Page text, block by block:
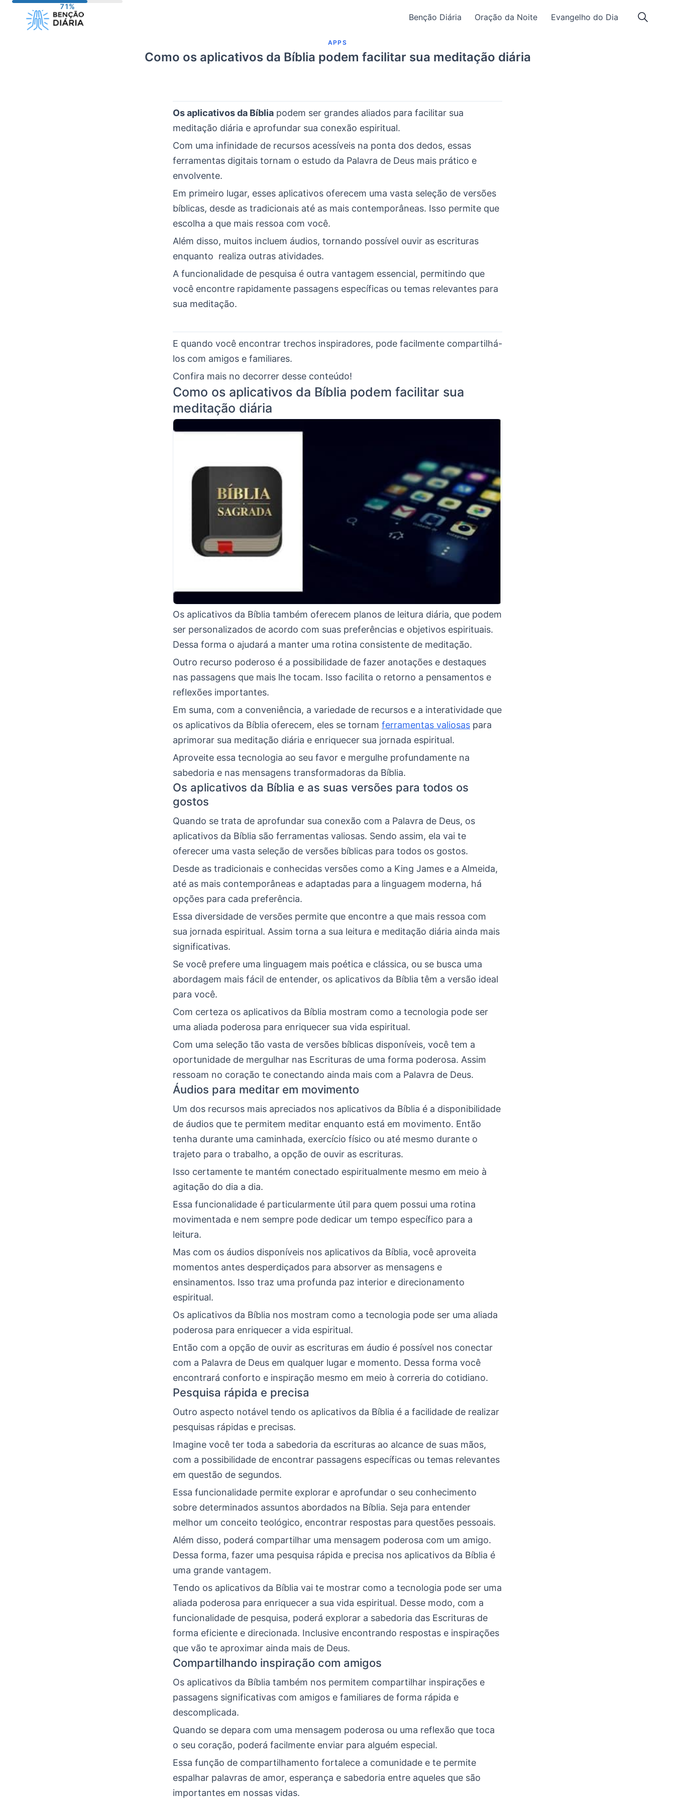
Benção Diária Oração da Noite Evangelho do Dia
APPS
Como os aplicativos da Bíblia podem facilitar sua meditação diária
Os aplicativos da Bíblia podem ser grandes aliados para facilitar sua
meditação diária e aprofundar sua conexão espiritual.
Com uma infinidade de recursos acessíveis na ponta dos dedos, essas
ferramentas digitais tornam o estudo da Palavra de Deus mais prático e
envolvente.
Em primeiro lugar, esses aplicativos oferecem uma vasta seleção de versões
bíblicas, desde as tradicionais até as mais contemporâneas. Isso permite que
escolha a que mais ressoa com você.
Além disso, muitos incluem áudios, tornando possível ouvir as escrituras
enquanto realiza outras atividades.
A funcionalidade de pesquisa é outra vantagem essencial, permitindo que
você encontre rapidamente passagens específicas ou temas relevantes para
sua meditação.
E quando você encontrar trechos inspiradores, pode facilmente compartilhá-
los com amigos e familiares.
Confira mais no decorrer desse conteúdo!
Como os aplicativos da Bíblia podem facilitar sua
meditação diária
Os aplicativos da Bíblia também oferecem planos de leitura diária, que podem
ser personalizados de acordo com suas preferências e objetivos espirituais.
Dessa forma o ajudará a manter uma rotina consistente de meditação.
Outro recurso poderoso é a possibilidade de fazer anotações e destaques
nas passagens que mais lhe tocam. Isso facilita o retorno a pensamentos e
reflexões importantes.
Em suma, com a conveniência, a variedade de recursos e a interatividade que
os aplicativos da Bíblia oferecem, eles se tornam ferramentas valiosas para
aprimorar sua meditação diária e enriquecer sua jornada espiritual.
Aproveite essa tecnologia ao seu favor e mergulhe profundamente na
sabedoria e nas mensagens transformadoras da Bíblia.
Os aplicativos da Bíblia e as suas versões para todos os
gostos
Quando se trata de aprofundar sua conexão com a Palavra de Deus, os
aplicativos da Bíblia são ferramentas valiosas. Sendo assim, ela vai te
oferecer uma vasta seleção de versões bíblicas para todos os gostos.
Desde as tradicionais e conhecidas versões como a King James e a Almeida,
até as mais contemporâneas e adaptadas para a linguagem moderna, há
opções para cada preferência.
Essa diversidade de versões permite que encontre a que mais ressoa com
sua jornada espiritual. Assim torna a sua leitura e meditação diária ainda mais
significativas.
Se você prefere uma linguagem mais poética e clássica, ou se busca uma
abordagem mais fácil de entender, os aplicativos da Bíblia têm a versão ideal
para você.
Com certeza os aplicativos da Bíblia mostram como a tecnologia pode ser
uma aliada poderosa para enriquecer sua vida espiritual.
Com uma seleção tão vasta de versões bíblicas disponíveis, você tem a
oportunidade de mergulhar nas Escrituras de uma forma poderosa. Assim
ressoam no coração te conectando ainda mais com a Palavra de Deus.
Áudios para meditar em movimento
Um dos recursos mais apreciados nos aplicativos da Bíblia é a disponibilidade
de áudios que te permitem meditar enquanto está em movimento. Então
tenha durante uma caminhada, exercício físico ou até mesmo durante o
trajeto para o trabalho, a opção de ouvir as escrituras.
Isso certamente te mantém conectado espiritualmente mesmo em meio à
agitação do dia a dia.
Essa funcionalidade é particularmente útil para quem possui uma rotina
movimentada e nem sempre pode dedicar um tempo específico para a
leitura.
Mas com os áudios disponíveis nos aplicativos da Bíblia, você aproveita
momentos antes desperdiçados para absorver as mensagens e
ensinamentos. Isso traz uma profunda paz interior e direcionamento
espiritual.
Os aplicativos da Bíblia nos mostram como a tecnologia pode ser uma aliada
poderosa para enriquecer a vida espiritual.
Então com a opção de ouvir as escrituras em áudio é possível nos conectar
com a Palavra de Deus em qualquer lugar e momento. Dessa forma você
encontrará conforto e inspiração mesmo em meio à correria do cotidiano.
Pesquisa rápida e precisa
Outro aspecto notável tendo os aplicativos da Bíblia é a facilidade de realizar
pesquisas rápidas e precisas.
Imagine você ter toda a sabedoria da escrituras ao alcance de suas mãos,
com a possibilidade de encontrar passagens específicas ou temas relevantes
em questão de segundos.
Essa funcionalidade permite explorar e aprofundar o seu conhecimento
sobre determinados assuntos abordados na Bíblia. Seja para entender
melhor um conceito teológico, encontrar respostas para questões pessoais.
Além disso, poderá compartilhar uma mensagem poderosa com um amigo.
Dessa forma, fazer uma pesquisa rápida e precisa nos aplicativos da Bíblia é
uma grande vantagem.
Tendo os aplicativos da Bíblia vai te mostrar como a tecnologia pode ser uma
aliada poderosa para enriquecer a sua vida espiritual. Desse modo, com a
funcionalidade de pesquisa, poderá explorar a sabedoria das Escrituras de
forma eficiente e direcionada. Inclusive encontrando respostas e inspirações
que vão te aproximar ainda mais de Deus.
Compartilhando inspiração com amigos
Os aplicativos da Bíblia também nos permitem compartilhar inspirações e
passagens significativas com amigos e familiares de forma rápida e
descomplicada.
Quando se depara com uma mensagem poderosa ou uma reflexão que toca
o seu coração, poderá facilmente enviar para alguém especial.
Essa função de compartilhamento fortalece a comunidade e te permite
espalhar palavras de amor, esperança e sabedoria entre aqueles que são
importantes em nossas vidas.